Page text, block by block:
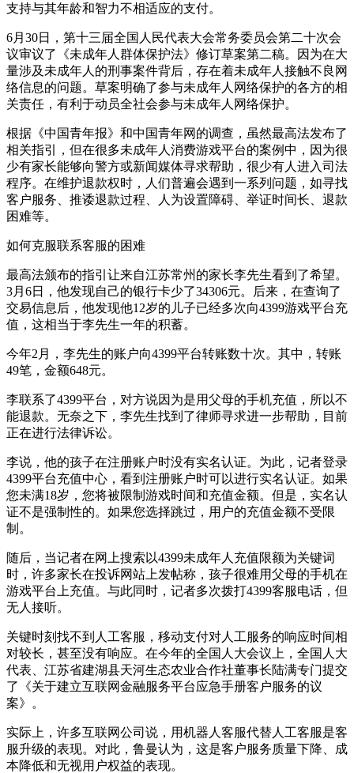
支持与其年龄和智力不相适应的支付。
6月30日，第十三届全国人民代表大会常务委员会第二十次会
议审议了《未成年人群体保护法》修订草案第二稿。因为在大
量涉及未成年人的刑事案件背后，存在着未成年人接触不良网
络信息的问题。草案明确了参与未成年人网络保护的各方的相
关责任，有利于动员全社会参与未成年人网络保护。
根据《中国青年报》和中国青年网的调查，虽然最高法发布了
相关指引，但在很多未成年人消费游戏平台的案例中，因为很
少有家长能够向警方或新闻媒体寻求帮助，很少有人进入司法
程序。在维护退款权时，人们普遍会遇到一系列问题，如寻找
客户服务、推诿退款过程、人为设置障碍、举证时间长、退款
困难等。
如何克服联系客服的困难
最高法颁布的指引让来自江苏常州的家长李先生看到了希望。
3月6日，他发现自己的银行卡少了34306元。后来，在查询了
交易信息后，他发现他12岁的儿子已经多次向4399游戏平台充
值，这相当于李先生一年的积蓄。
今年2月，李先生的账户向4399平台转账数十次。其中，转账
49笔，金额648元。
李联系了4399平台，对方说因为是用父母的手机充值，所以不
能退款。无奈之下，李先生找到了律师寻求进一步帮助，目前
正在进行法律诉讼。
李说，他的孩子在注册账户时没有实名认证。为此，记者登录
4399平台充值中心，看到注册账户时可以进行实名认证。如果
您未满18岁，您将被限制游戏时间和充值金额。但是，实名认
证不是强制性的。如果您选择跳过，用户的充值金额不受限
制。
随后，当记者在网上搜索以4399未成年人充值限额为关键词
时，许多家长在投诉网站上发帖称，孩子很难用父母的手机在
游戏平台上充值。与此同时，记者多次拨打4399客服电话，但
无人接听。
关键时刻找不到人工客服，移动支付对人工服务的响应时间相
对较长，甚至没有响应。在今年的全国人大会议上，全国人大
代表、江苏省建湖县天河生态农业合作社董事长陆满专门提交
了《关于建立互联网金融服务平台应急手册客户服务的议
案》。
实际上，许多互联网公司说，用机器人客服代替人工客服是客
服升级的表现。对此，鲁曼认为，这是客户服务质量下降、成
本降低和无视用户权益的表现。